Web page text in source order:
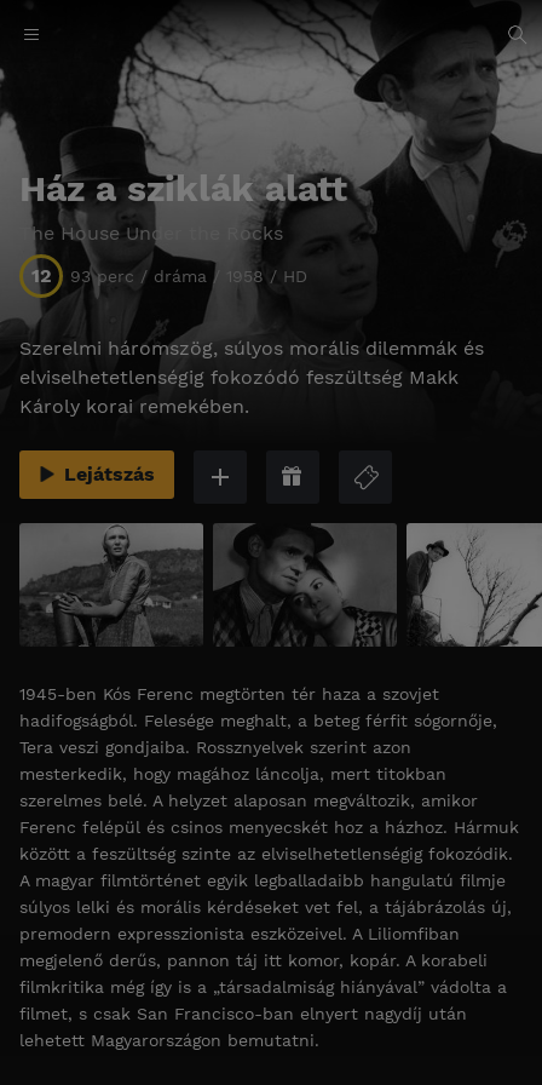
Ház a sziklák alatt
The House Under the Rocks
12
93 perc / dráma / 1958 / HD
Szerelmi háromszög, súlyos morális dilemmák és
elviselhetetlenségig fokozódó feszültség Makk
Károly korai remekében.
Lejátszás
1945-ben Kós Ferenc megtörten tér haza a szovjet
hadifogságból. Felesége meghalt, a beteg férfit sógornője,
Tera veszi gondjaiba. Rossznyelvek szerint azon
mesterkedik, hogy magához láncolja, mert titokban
szerelmes belé. A helyzet alaposan megváltozik, amikor
Ferenc felépül és csinos menyecskét hoz a házhoz. Hármuk
között a feszültség szinte az elviselhetetlenségig fokozódik.
A magyar filmtörténet egyik legballadaibb hangulatú filmje
súlyos lelki és morális kérdéseket vet fel, a tájábrázolás új,
premodern expresszionista eszközeivel. A Liliomfiban
megjelenő derűs, pannon táj itt komor, kopár. A korabeli
filmkritika még így is a „társadalmiság hiányával” vádolta a
filmet, s csak San Francisco-ban elnyert nagydíj után
lehetett Magyarországon bemutatni.